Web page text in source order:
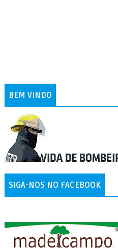
BEM VINDO
SIGA-NOS NO FACEBOOK